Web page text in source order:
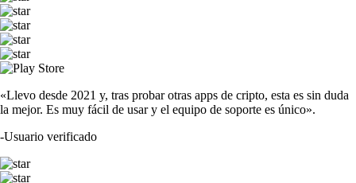
«Llevo desde 2021 y, tras probar otras apps de cripto, esta es sin duda
la mejor. Es muy fácil de usar y el equipo de soporte es único».
-Usuario verificado